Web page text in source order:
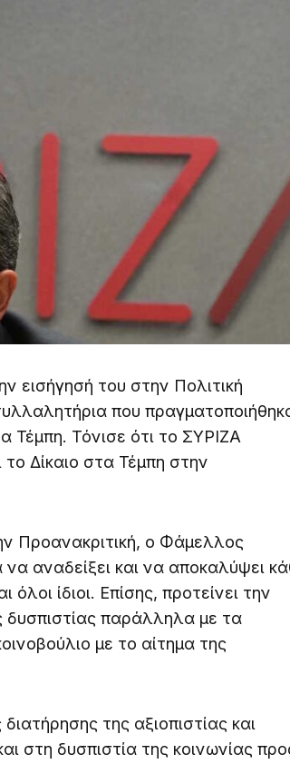
του στην Πολιτική
που
Τέμπη. Τόνισε ότι το ΣΥΡΙΖΑ
Δίκαιο στα Τέμπη στην
Προανακριτική, ο Φάμελλος
να αναδείξει και να αποκαλύψει
ίδιοι. Επίσης, προτείνει την
παράλληλα με τα
με το αίτημα της
της αξιοπιστίας και
στη δυσπιστία της κοινωνίας